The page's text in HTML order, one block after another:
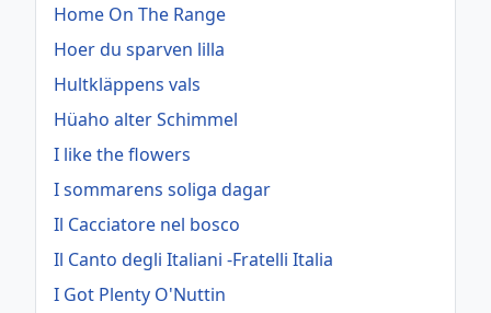
Home On The Range
Hoer du sparven lilla
Hultkläppens vals
Hüaho alter Schimmel
I like the flowers
I sommarens soliga dagar
Il Cacciatore nel bosco
Il Canto degli Italiani -Fratelli Italia
I Got Plenty O'Nuttin